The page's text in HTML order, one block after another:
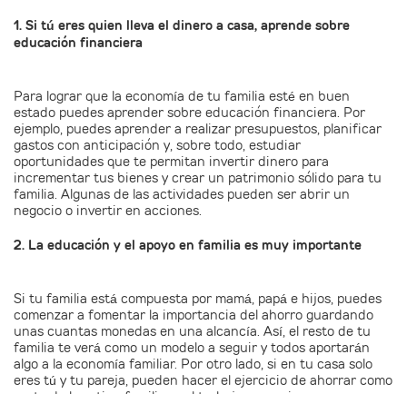
1. Si tú eres quien lleva el dinero a casa, aprende sobre
educación financiera
Para lograr que la economía de tu familia esté en buen
estado puedes aprender sobre educación financiera. Por
ejemplo, puedes aprender a realizar presupuestos, planificar
gastos con anticipación y, sobre todo, estudiar
oportunidades que te permitan invertir dinero para
incrementar tus bienes y crear un patrimonio sólido para tu
familia. Algunas de las actividades pueden ser abrir un
negocio o invertir en acciones.
2. La educación y el apoyo en familia es muy importante
Si tu familia está compuesta por mamá, papá e hijos, puedes
comenzar a fomentar la importancia del ahorro guardando
unas cuantas monedas en una alcancía. Así, el resto de tu
familia te verá como un modelo a seguir y todos aportarán
algo a la economía familiar. Por otro lado, si en tu casa solo
eres tú y tu pareja, pueden hacer el ejercicio de ahorrar como